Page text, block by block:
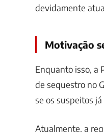
devidamente
Motivação
Enquanto isso, a
de sequestro no
se os suspeitos
Atualmente, a